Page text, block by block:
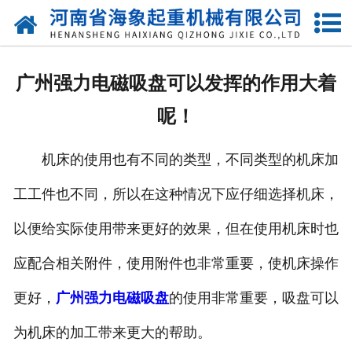
网站首页
厂区一角
案例展示
联系我们
广州强力电磁吸盘可以发挥的作用大着
呢！
机床的使用也有不同的类型，不同类型的机床加
工工件也不同，所以在这种情况下应仔细选择机床，
以便给实际使用带来更好的效果，但在使用机床时也
应配合相关附件，使用附件也非常重要，使机床操作
更好， 广州强力电磁吸盘的使用非常重要，吸盘可以
为机床的加工带来更大的帮助。